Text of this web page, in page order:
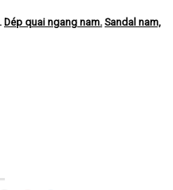
. Dép quai ngang nam. Sandal nam,